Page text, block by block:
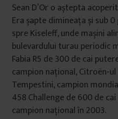
Sean D’Or o aștepta
Era șapte dimineața și sub
spre Kiseleff, unde mașini
bulevardului turau periodic
Fabia R5 de 300 de cai
campion național, Citroën-ul
Tempestini, campion
458 Challenge de 600 de
campion național în 2003.